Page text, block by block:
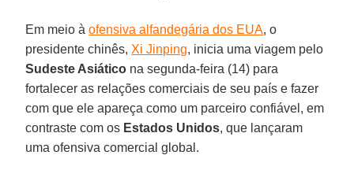
Em meio àofensiva alfandegária dos EUA, o
presidente chinês, Xi Jinping, inicia uma viagem pelo
Sudeste Asiático na segunda-feira (14) para
fortalecer as relações comerciais de seu país e fazer
com que ele apareça como um parceiro confiável, em
contraste com os Estados Unidos, que lançaram
uma ofensiva comercial global.